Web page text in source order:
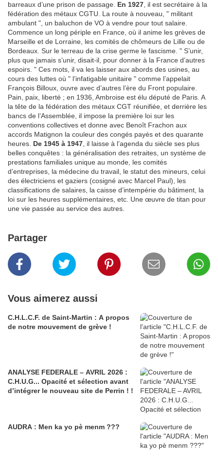
barreaux d’une prison de passage. En 1927 , il est secrétaire à la
fédération des métaux CGTU. La route à nouveau, " militant
ambulant ", un baluchon de VO à vendre pour tout salaire.
Commence un long périple en France, où il anime les grèves de
Marseille et de Lorraine, les comités de chômeurs de Lille ou de
Bordeaux. Sur le terreau de la crise germe le fascisme. " S’unir,
plus que jamais s’unir, disait-il, pour donner à la France d’autres
espoirs. " Ces mots, il va les laisser aux abords des usines, au
cours des luttes où " l’infatigable unitaire " comme l’appelait
François Billoux, ouvre avec d’autres l’ère du Front populaire.
Pain, paix, liberté ; en 1936, Ambroise est élu député de Paris. A
la tête de la fédération des métaux CGT réunifiée, et derrière les
bancs de l’Assemblée, il impose la première loi sur les
conventions collectives et donne avec Benoît Frachon aux
accords Matignon la couleur des congés payés et des quarante
heures. De 1945 à 1947 , il laisse à l’agenda du siècle ses plus
belles conquêtes : la généralisation des retraites, un système de
prestations familiales unique au monde, les comités
d’entreprises, la médecine du travail, le statut des mineurs, celui
des électriciens et gaziers (cosigné avec Marcel Paul), les
classifications de salaires, la caisse d’intempérie du bâtiment, la
loi sur les heures supplémentaires, etc. Une œuvre de titan pour
une vie passée au service des autres.
Partager
Vous aimerez aussi
C.H.L.C.F. de Saint-Martin : A propos
de notre mouvement de grève !
ANALYSE FEDERALE – AVRIL 2026 :
C.H.U.G... Opacité et sélection avant
d’intégrer le nouveau site de Perrin ! !
AUDRA : Men ka yo pè menm ???